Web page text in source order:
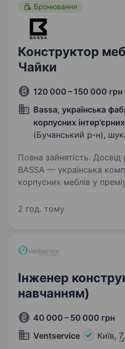
Бронювання
Конструктор
Чайки
120 000 – 150 000 грн
Bassa, українська
корпусних
(Бучанський р-н),
Повна зайнятість. Досвід
BASSA — українська
корпусних меблів у
задовольняють високі
2 год. тому
Інженер
навчанням)
40 000 – 50 000 грн
Ventservice
Київ,